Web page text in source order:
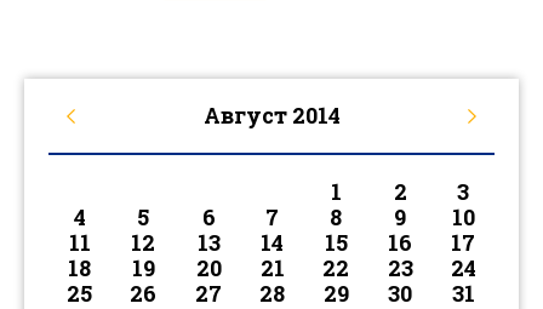
Август 2014
1 2
3
4
5 6 7 8 9
10
11
12 13 14 15 16
17
18
19 20 21 22 23
24
25
26 27 28 29 30 31